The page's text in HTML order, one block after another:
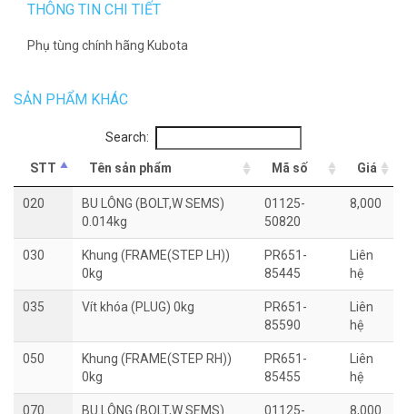
THÔNG TIN CHI TIẾT
Phụ tùng chính hãng Kubota
SẢN PHẨM KHÁC
Search:
STT Tên sản phẩm Mã số Giá
020
BU LÔNG (BOLT,W SEMS)
0.014kg
01125-
50820
8,000
030
Khung (FRAME(STEP LH))
0kg
PR651-
85445
Liên
hệ
035 Vít khóa (PLUG) 0kg
PR651-
85590
Liên
hệ
050
Khung (FRAME(STEP RH))
0kg
PR651-
85455
Liên
hệ
070
BU LÔNG (BOLT,W SEMS)
01125-
8,000